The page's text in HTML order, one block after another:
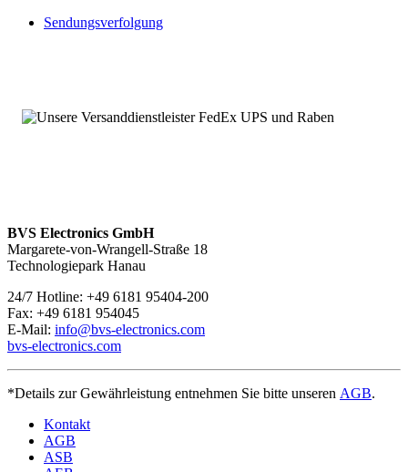
Sendungsverfolgung
BVS Electronics GmbH
Margarete-von-Wrangell-Straße 18
Technologiepark Hanau
24/7 Hotline: +49 6181 95404-200
Fax: +49 6181 954045
E-Mail: info@bvs-electronics.com
bvs-electronics.com
*Details zur Gewährleistung entnehmen Sie bitte unseren AGB.
Kontakt
AGB
ASB